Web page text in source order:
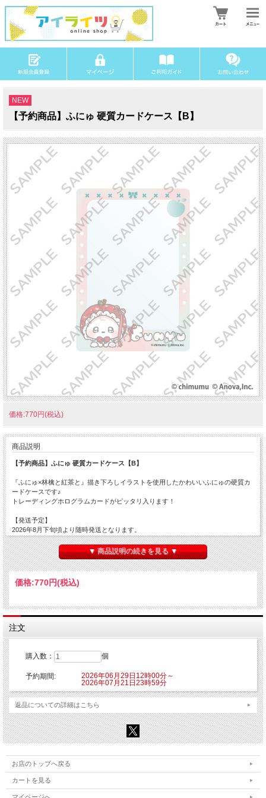
NEW
【予約商品】ふにゅ 硬質カードケース【B】
価格:770円(税込)
商品説明
【予約商品】ふにゅ 硬質カードケース【B】
『ふにゅ×林檎と紅茶と』描き下ろしイラストを使用したかわいいふにゅの硬質カ
ードケースです♪
トレーディングホログラムカードがピッタリ入ります！
【発送予定】
2026年8月下旬頃より随時発送となります。
■種類：1種
■販売形態：オープン仕様
■サイズ：縦94mm×横66mm以内
■素材：PVC
※こちらの商品はご注文時にクレジットカード決済承認（課金）を行います。予め
ご了承ください。
※他の商品を一緒にご購入した場合もご注文時にカード決済承認（課金）を行いま
す。
※他商品と一緒に購入した場合、予約商品と一緒に発送となります。
© chimumu © Anova,Inc.
▼ 商品説明の続きを見る ▼
価格:770円(税込)
注文
購入数： 個
予約期間:
2026年06月29日12時00分～
2026年07月21日23時59分
返品についての詳細はこちら
お店のトップへ戻る
カートを見る